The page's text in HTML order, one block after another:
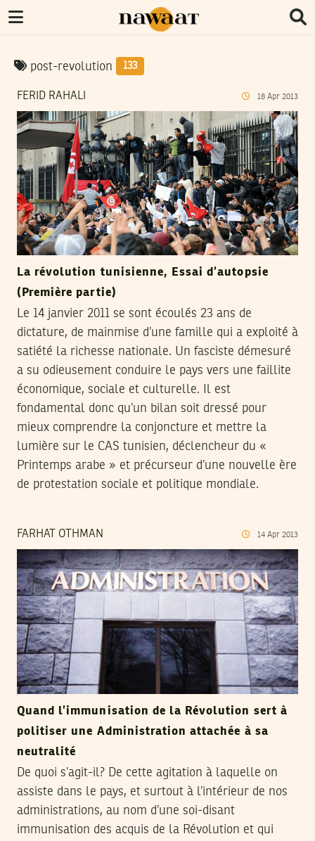
post-revolution 133
FERID RAHALI 18 Apr 2013
La révolution tunisienne, Essai d’autopsie
(Première partie)
Le 14 janvier 2011 se sont écoulés 23 ans de
dictature, de mainmise d’une famille qui a exploité à
satiété la richesse nationale. Un fasciste démesuré
a su odieusement conduire le pays vers une faillite
économique, sociale et culturelle. Il est
fondamental donc qu’un bilan soit dressé pour
mieux comprendre la conjoncture et mettre la
lumière sur le CAS tunisien, déclencheur du «
Printemps arabe » et précurseur d’une nouvelle ère
de protestation sociale et politique mondiale.
FARHAT OTHMAN 14 Apr 2013
Quand l’immunisation de la Révolution sert à
politiser une Administration attachée à sa
neutralité
De quoi s’agit-il? De cette agitation à laquelle on
assiste dans le pays, et surtout à l’intérieur de nos
administrations, au nom d’une soi-disant
immunisation des acquis de la Révolution et qui